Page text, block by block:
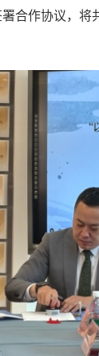
合作协议，